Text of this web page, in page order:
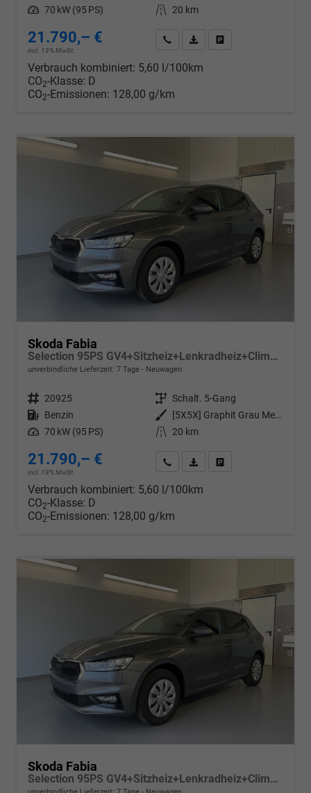
Leistung 70 kW (95 PS) Kilometerstand 20 km
21.790,– €
incl. 19% MwSt.
Wir rufen Sie anPDF-Datei, Fahrzeugexposé
Verbrauch kombiniert: 5,60 l/100km
CO2-Klasse: D
CO2-Emissionen: 128,00 g/km
Skoda Fabia
Selection 95PS GV4+Sitzheiz+Lenkradheiz+Climatronic+Sunset+AppConnect+PDC
unverbindliche Lieferzeit: 7 Tage Neuwagen
Fahrzeugnr. 20925 Getriebe Schalt. 5-Gang
Kraftstoff Benzin Außenfarbe
[5X5X] Graphit Grau Metallic
Leistung 70 kW (95 PS) Kilometerstand 20 km
21.790,– €
incl. 19% MwSt.
Wir rufen Sie anPDF-Datei, Fahrzeugexposé
Verbrauch kombiniert: 5,60 l/100km
CO2-Klasse: D
CO2-Emissionen: 128,00 g/km
Skoda Fabia
Selection 95PS GV4+Sitzheiz+Lenkradheiz+Climatronic+Sunset+AppConnect+PDC